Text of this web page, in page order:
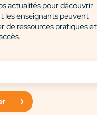
actualités pour découvrir
les enseignants peuvent
de ressources pratiques et